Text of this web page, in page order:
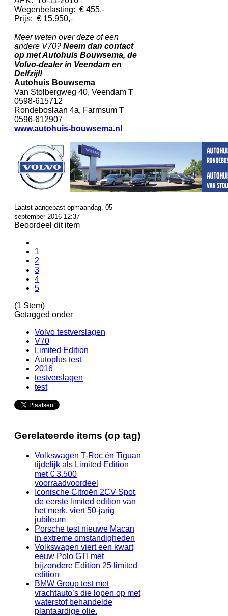
Wegenbelasting: € 455,-
Prijs: € 15.950,-
Meer weten over deze of een
andere V70? Neem dan contact
op met Autohuis Bouwsema, de
Volvo-dealer in Veendam en
Delfzijl!
Autohuis Bouwsema
Van Stolbergweg 40, Veendam T
0598-615712
Rondeboslaan 4a, Farmsum T
0596-612907
www.autohuis-bouwsema.nl
Laatst aangepast opmaandag, 05
september 2016 12:37
Beoordeel dit item
1
2
3
4
5
(1 Stem)
Getagged onder
Volvo testverslagen
V70
Limited Edition
Autoplus test
2016
testverslagen
test
Gerelateerde items (op tag)
Volkswagen T-Roc én Tiguan
tijdelijk als Limited Edition
met € 3.500
voorraadvoordeel
Iconische Citroën 2CV Spot,
de eerste limited edition van
het merk, viert 50-jarig
jubileum
Porsche test nieuwe Macan
in extreme omstandigheden
Volkswagen viert een kwart
eeuw Polo GTI met
bijzondere Edition 25 limited
edition
BMW Group test met
vrachtauto’s die lopen op met
waterstof behandelde
plantaardige olie.